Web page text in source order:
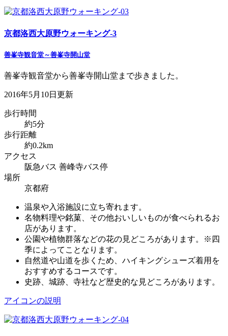
京都洛西大原野ウォーキング-3
善峯寺観音堂～善峯寺開山堂
善峯寺観音堂から善峯寺開山堂まで歩きました。
2016年5月10日更新
歩行時間
約5分
歩行距離
約0.2km
アクセス
阪急バス 善峰寺バス停
場所
京都府
温泉や入浴施設に立ち寄れます。
名物料理や銘菓、その他おいしいものが食べられるお
店があります。
公園や植物群落などの花の見どころがあります。※四
季によってことなります。
自然道や山道を歩くため、ハイキングシューズ着用を
おすすめするコースです。
史跡、城跡、寺社など歴史的な見どころがあります。
アイコンの説明